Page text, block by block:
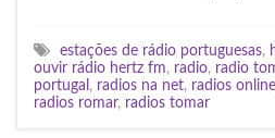
estações de rádio portuguesas,
ouvir rádio hertz fm, radio, radio
portugal , radios na net, radios online
radios romar, radios tomar